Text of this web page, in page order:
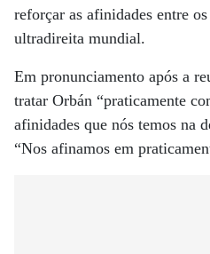
reforçar as afinidades entre
ultradireita mundial.
Em pronunciamento após a
tratar Orbán “praticamente
afinidades que nós temos na
“Nos afinamos em